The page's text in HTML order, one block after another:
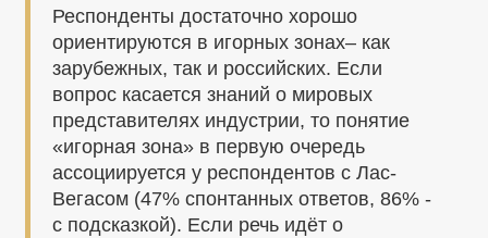
Респонденты достаточно хорошо
ориентируются в игорных зонах– как
зарубежных, так и российских. Если
вопрос касается знаний о мировых
представителях индустрии, то понятие
«игорная зона» в первую очередь
ассоциируется у респондентов с Лас-
Вегасом (47% спонтанных ответов, 86% -
с подсказкой). Если речь идёт о